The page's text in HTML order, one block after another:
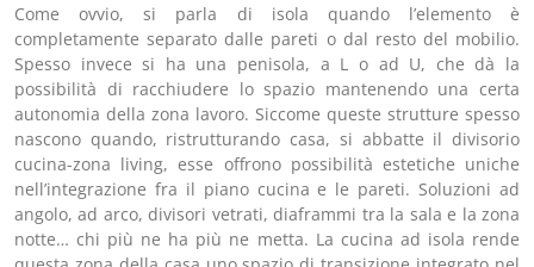
Come ovvio, si parla di isola quando l’elemento è
completamente separato dalle pareti o dal resto del mobilio.
Spesso invece si ha una penisola, a L o ad U, che dà la
possibilità di racchiudere lo spazio mantenendo una certa
autonomia della zona lavoro. Siccome queste strutture spesso
nascono quando, ristrutturando casa, si abbatte il divisorio
cucina-zona living, esse offrono possibilità estetiche uniche
nell’integrazione fra il piano cucina e le pareti. Soluzioni ad
angolo, ad arco, divisori vetrati, diaframmi tra la sala e la zona
notte… chi più ne ha più ne metta. La cucina ad isola rende